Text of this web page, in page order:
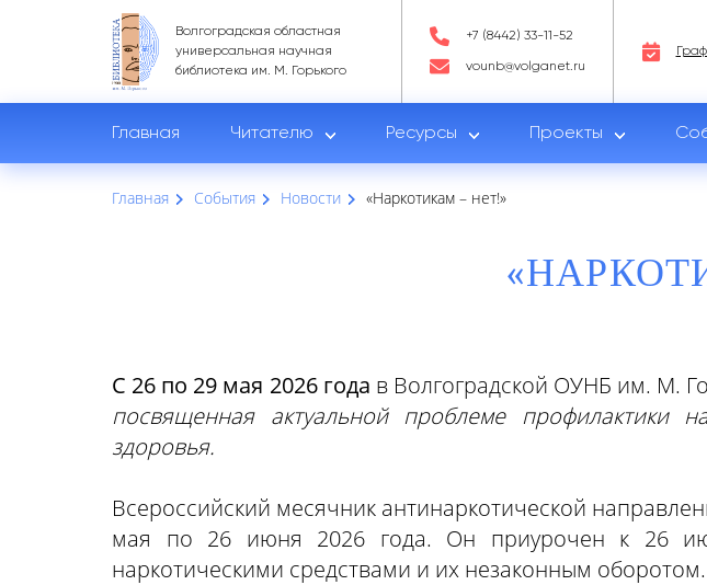
Волгоградская областная
универсальная научная
библиотека им. М. Горького
+7 (8442) 33-11-52
vounb@volganet.ru
Главная Читателю Ресурсы Проекты
Главная События Новости «Наркотикам – нет!»
С 26 по 29 мая 2026 года в Волгоградской ОУНБ им. М.
посвященная актуальной проблеме профилактики
здоровья.
Всероссийский месячник антинаркотической
мая по 26 июня 2026 года. Он приурочен к 26
наркотическими средствами и их незаконным оборотом.